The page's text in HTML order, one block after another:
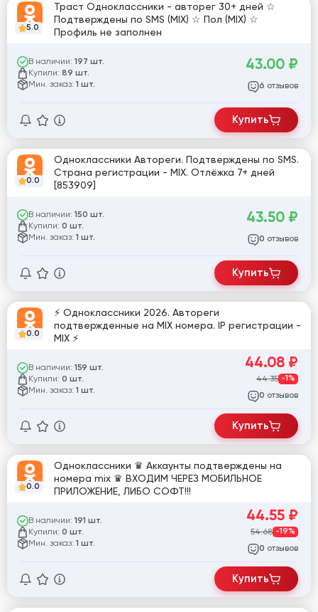
5.0
Траст Одноклассники - авторег 30+ дней ☆
Подтверждены по SMS (MIX) ☆ Пол (MIX) ☆
Профиль не заполнен
В наличии: 197 шт.
Купили: 89 шт.
Мин. заказ: 1 шт.
43.00 ₽
6 отзывов
Купить
0.0
Одноклассники Автореги. Подтверждены по SMS.
Страна регистрации - MIX. Отлёжка 7+ дней
[853909]
В наличии: 150 шт.
Купили: 0 шт.
Мин. заказ: 1 шт.
43.50 ₽
0 отзывов
Купить
0.0
⚡ Одноклассники 2026. Автореги
подтвержденные на MIX номера. IP регистрации -
MIX ⚡
В наличии: 159 шт.
Купили: 0 шт.
Мин. заказ: 1 шт.
44.08 ₽
44.35 -1%
0 отзывов
Купить
0.0
Одноклассники ♛ Аккаунты подтверждены на
номера mix ♛ ВХОДИМ ЧЕРЕЗ МОБИЛЬНОЕ
ПРИЛОЖЕНИЕ, ЛИБО СОФТ!!!
В наличии: 191 шт.
Купили: 0 шт.
Мин. заказ: 1 шт.
44.55 ₽
54.68 -19%
0 отзывов
Купить